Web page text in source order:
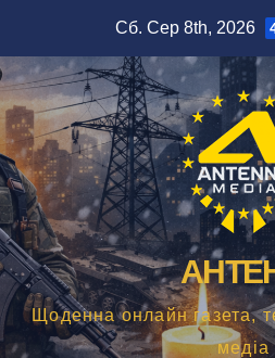
вмісту
Сб. Сер 8th, 2026
Щоденна онлайн газета,
медіа